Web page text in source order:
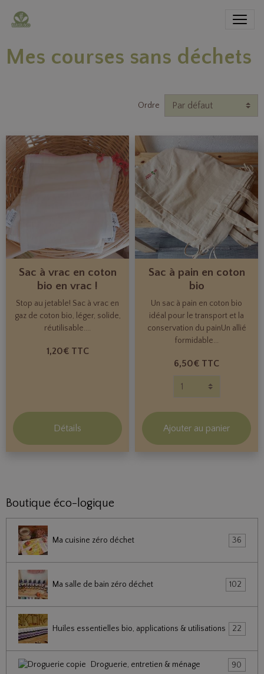
Mes courses sans déchets
Ordre
Sac à vrac en coton
bio en vrac !
Stop au jetable! Sac à vrac en
gaz de coton bio, léger, solide,
réutilisable....
1,20€ TTC
Détails
Sac à pain en coton
bio
Un sac à pain en coton bio
idéal pour le transport et la
conservation du painUn allié
formidable...
6,50€ TTC
Ajouter au panier
Boutique éco-logique
Ma cuisine zéro déchet 36
Ma salle de bain zéro déchet 102
Huiles essentielles bio, applications & utilisations 22
Droguerie, entretien & ménage 90